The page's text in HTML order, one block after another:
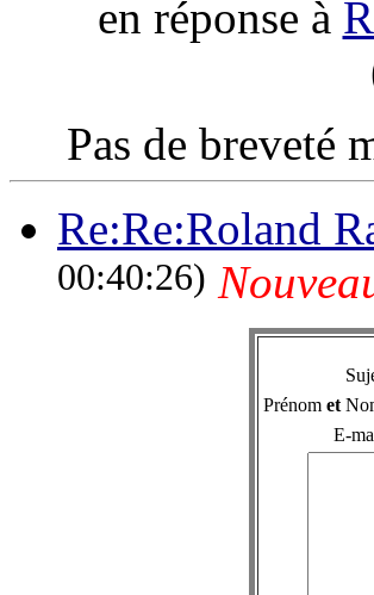
en réponse à
Pas de breveté
Re:Re:Roland
00:40:26)
Prénom et
E-